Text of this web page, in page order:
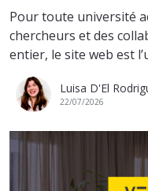
Pour toute université
chercheurs et des
entier, le site web est
Luisa D'El
22/07/2026